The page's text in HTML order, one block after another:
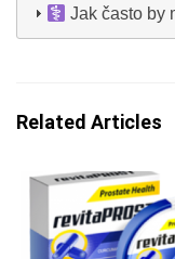
Jak často by
Related Articles